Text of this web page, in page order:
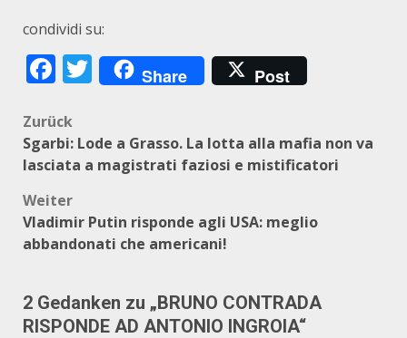
condividi su:
Facebook
Twitter
Share Post
Beitragsnavigation
Zurück
Sgarbi: Lode a Grasso. La lotta alla mafia non va
lasciata a magistrati faziosi e mistificatori
Weiter
Vladimir Putin risponde agli USA: meglio
abbandonati che americani!
2 Gedanken zu „BRUNO CONTRADA
RISPONDE AD ANTONIO INGROIA“